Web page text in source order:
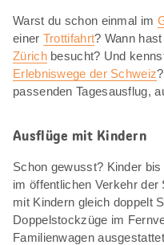
Warst du schon einmal im
einer Trottifahrt? Wann
Zürichbesucht? Und
Erlebniswege der Schweiz
passenden Tagesausflug,
Ausflüge mit Kindern
Schon gewusst? Kinder
im öffentlichen Verkehr
mit Kindern gleich doppelt
Doppelstockzüge im
Familienwagen